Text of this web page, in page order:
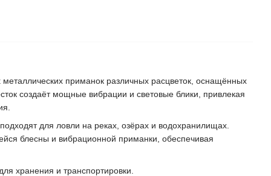
приманок различных расцветок, оснащённых
создаёт мощные вибрации и световые блики, привлекая
для ловли на реках, озёрах и водохранилищах.
блесны и вибрационной приманки, обеспечивая
хранения и транспортировки.